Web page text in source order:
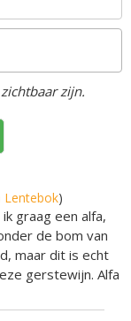
zijn.
Lentebok)
graag een alfa,
de bom van
maar dit is echt
gerstewijn. Alfa